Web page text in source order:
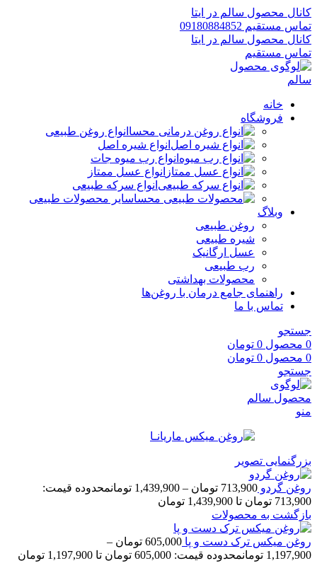
کانال محصول سالم در ایتا
تماس مستقیم 09180884852
کانال محصول سالم در ایتا
تماس مستقیم
خانه
فروشگاه
انواع روغن طبیعی
انواع شیره اصل
انواع رب میوه جات
انواع عسل ممتاز
انواع سرکه طبیعی
سایر محصولات طبیعی
وبلاگ
روغن طبیعی
شیره طبیعی
عسل ارگانیک
رب طبیعی
محصولات بهداشتی
راهنمای جامع درمان با روغن‌ها
تماس با ما
جستجو
0 محصول 0 تومان
0 محصول 0 تومان
جستجو
منو
بزرگنمایی تصویر
روغن گردو 713,900 تومان –
1,439,900 تومانمحدوده قیمت:
713,900 تومان تا 1,439,900 تومان
بازگشت به محصولات
روغن میکس ترک دست و پا 605,000 تومان –
1,197,900 تومانمحدوده قیمت: 605,000 تومان تا 1,197,900 تومان